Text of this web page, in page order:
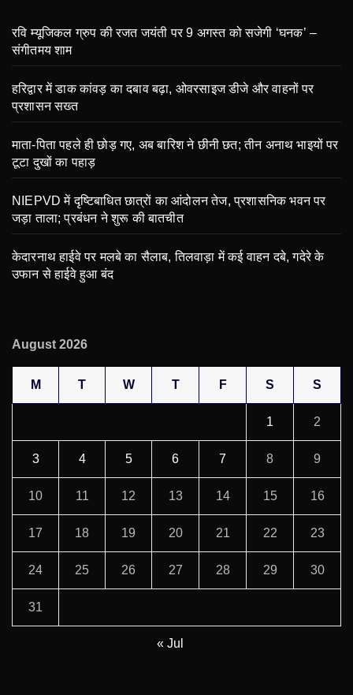
रवि म्यूजिकल ग्रुप की रजत जयंती पर 9 अगस्त को सजेगी ‘घनक’ –
संगीतमय शाम
हरिद्वार में डाक कांवड़ का दबाव बढ़ा, ओवरसाइज डीजे और वाहनों पर
प्रशासन सख्त
माता-पिता पहले ही छोड़ गए, अब बारिश ने छीनी छत; तीन अनाथ भाइयों पर
टूटा दुखों का पहाड़
NIEPVD में दृष्टिबाधित छात्रों का आंदोलन तेज, प्रशासनिक भवन पर
जड़ा ताला; प्रबंधन ने शुरू की बातचीत
केदारनाथ हाईवे पर मलबे का सैलाब, तिलवाड़ा में कई वाहन दबे, गदेरे के
उफान से हाईवे हुआ बंद
August 2026
M T W T F S S
1 2
3 4 5 6 7 8 9
10 11 12 13 14 15 16
17 18 19 20 21 22 23
24 25 26 27 28 29 30
31
« Jul